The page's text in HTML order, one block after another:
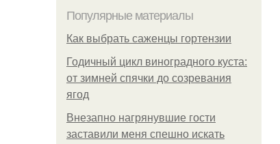
Популярные материалы
Как выбрать саженцы гортензии
Годичный цикл виноградного куста:
от зимней спячки до созревания
ягод
Внезапно нагрянувшие гости
заставили меня спешно искать